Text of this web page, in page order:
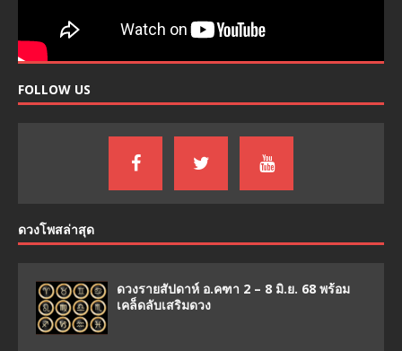
FOLLOW US
ดวงโพสล่าสุด
ดวงรายสัปดาห์ อ.คฑา 2 – 8 มิ.ย. 68 พร้อม
เคล็ดลับเสริมดวง